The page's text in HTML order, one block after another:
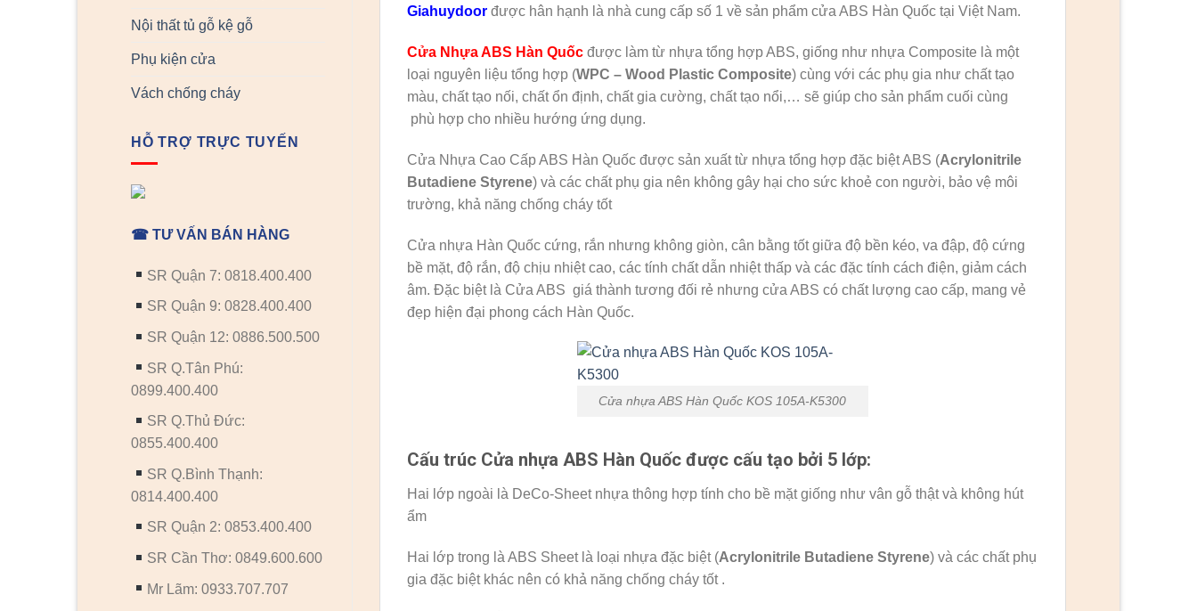
Nội thất tủ gỗ kệ gỗ
Phụ kiện cửa
Vách chống cháy
HỖ TRỢ TRỰC TUYẾN
☎ TƯ VẤN BÁN HÀNG
SR Quận 7: 0818.400.400
SR Quận 9: 0828.400.400
SR Quận 12: 0886.500.500
SR Q.Tân Phú:
0899.400.400
SR Q.Thủ Đức:
0855.400.400
SR Q.Bình Thạnh:
0814.400.400
SR Quận 2: 0853.400.400
SR Cần Thơ: 0849.600.600
Mr Lãm: 0933.707.707
Giahuydoorđược hân hạnh là nhà cung cấp số 1 về sản phẩm cửa ABS Hàn Quốc tại Việt Nam.
Cửa Nhựa ABS Hàn Quốcđược làm từ nhựa tổng hợp ABS, giống như nhựa Composite là một
loại nguyên liệu tổng hợp (WPC – Wood Plastic Composite) cùng với các phụ gia như chất tạo
màu, chất tạo nối, chất ổn định, chất gia cường, chất tạo nổi,… sẽ giúp cho sản phẩm cuối cùng
phù hợp cho nhiều hướng ứng dụng.
Cửa Nhựa Cao Cấp ABS Hàn Quốc được sản xuất từ nhựa tổng hợp đặc biệt ABS (Acrylonitrile
Butadiene Styrene) và các chất phụ gia nên không gây hại cho sức khoẻ con người, bảo vệ môi
trường, khả năng chống cháy tốt
Cửa nhựa Hàn Quốc cứng, rắn nhưng không giòn, cân bằng tốt giữa độ bền kéo, va đập, độ cứng
bề mặt, độ rắn, độ chịu nhiệt cao, các tính chất dẫn nhiệt thấp và các đặc tính cách điện, giảm cách
âm. Đặc biệt là Cửa ABS giá thành tương đối rẻ nhưng cửa ABS có chất lượng cao cấp, mang vẻ
đẹp hiện đại phong cách Hàn Quốc.
Cửa nhựa ABS Hàn Quốc KOS 105A-K5300
Cấu trúc Cửa nhựa ABS Hàn Quốc được cấu tạo bởi 5 lớp:
Hai lớp ngoài là DeCo-Sheet nhựa thông hợp tính cho bề mặt giống như vân gỗ thật và không hút
ẩm
Hai lớp trong là ABS Sheet là loại nhựa đặc biệt (Acrylonitrile Butadiene Styrene) và các chất phụ
gia đặc biệt khác nên có khả năng chống cháy tốt .